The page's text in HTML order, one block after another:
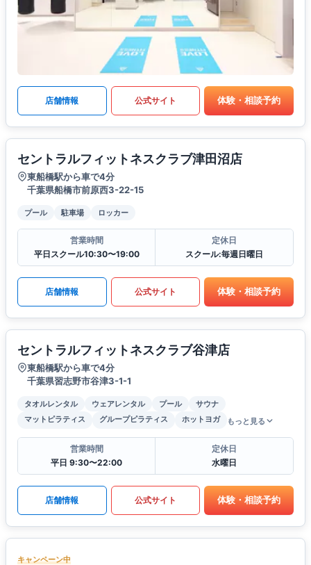
店舗情報 公式サイト 体験・相談予約
セントラルフィットネスクラブ津田沼店
東船橋駅から車で4分
千葉県船橋市前原西3-22-15
プール 駐車場 ロッカー
営業時間
平日スクール10:30〜19:00
定休日
スクール:毎週日曜日
店舗情報 公式サイト 体験・相談予約
セントラルフィットネスクラブ谷津店
東船橋駅から車で4分
千葉県習志野市谷津3-1-1
タオルレンタル ウェアレンタル プール
サウナ
マットピラティス
グループピラティス ホットヨガ もっと見る
営業時間
平日 9:30〜22:00
定休日
水曜日
店舗情報 公式サイト 体験・相談予約
キャンペーン中